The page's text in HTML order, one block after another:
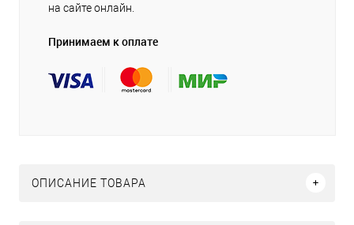
на сайте онлайн.
Принимаем к оплате
ОПИСАНИЕ ТОВАРА